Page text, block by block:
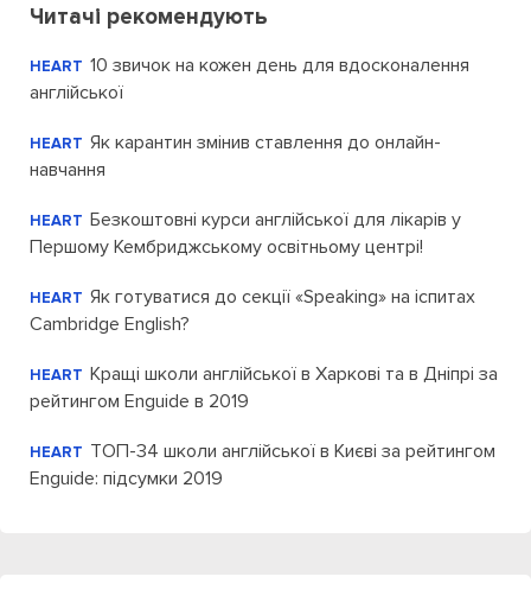
Читачі рекомендують
HEART 10 звичок на кожен день для вдосконалення
англійської
HEART Як карантин змінив ставлення до онлайн-
навчання
HEART Безкоштовні курси англійської для лікарів у
Першому Кембриджському освітньому центрі!
HEART Як готуватися до секції «Speaking» на іспитах
Cambridge English?
HEART Кращі школи англійської в Харкові та в Дніпрі за
рейтингом Enguide в 2019
HEART ТОП-34 школи англійської в Києві за рейтингом
Enguide: підсумки 2019